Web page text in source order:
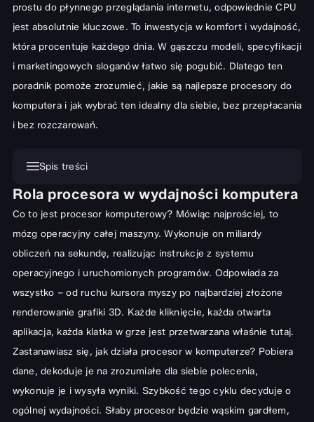
prostu do płynnego przeglądania internetu, odpowiednie CPU
jest absolutnie kluczowe. To inwestycja w komfort i wydajność,
która procentuje każdego dnia. W gąszczu modeli, specyfikacji
i marketingowych sloganów łatwo się pogubić. Dlatego ten
poradnik pomoże zrozumieć, jakie są najlepsze procesory do
komputera i jak wybrać ten idealny dla siebie, bez przepłacania
i bez rozczarowań.
Spis treści
Rola procesora w wydajności komputera
Procesory Intel vs. AMD: Który wybrać?
Charakterystyka procesorów Intel
Najlepsze procesory do gier
Kluczowe cechy procesora dla graczy
Polecane modele do wysokiej wydajności w grach
Wymagania procesora w pracy biurowej i kreatywnej
Optymalne rozwiązania dla profesjonalistów
Rola procesora w wydajności komputera
Co to jest procesor komputerowy? Mówiąc najprościej, to
mózg operacyjny całej maszyny. Wykonuje on miliardy
obliczeń na sekundę, realizując instrukcje z systemu
operacyjnego i uruchomionych programów. Odpowiada za
wszystko – od ruchu kursora myszy po najbardziej złożone
renderowanie grafiki 3D. Każde kliknięcie, każda otwarta
aplikacja, każda klatka w grze jest przetwarzana właśnie tutaj.
Zastanawiasz się, jak działa procesor w komputerze? Pobiera
dane, dekoduje je na zrozumiałe dla siebie polecenia,
wykonuje je i wysyła wyniki. Szybkość tego cyklu decyduje o
ogólnej wydajności. Słaby procesor będzie wąskim gardłem,